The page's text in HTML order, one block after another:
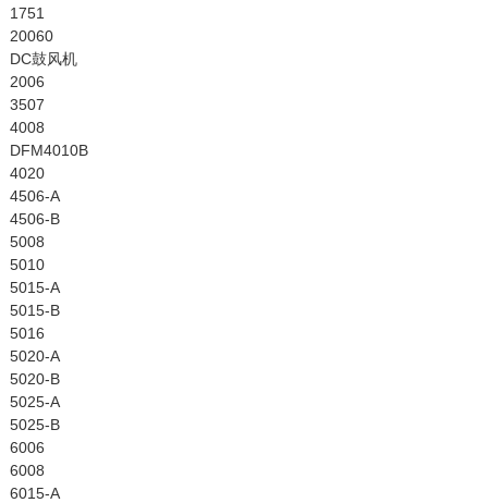
1751
20060
DC鼓风机
2006
3507
4008
DFM4010B
4020
4506-A
4506-B
5008
5010
5015-A
5015-B
5016
5020-A
5020-B
5025-A
5025-B
6006
6008
6015-A